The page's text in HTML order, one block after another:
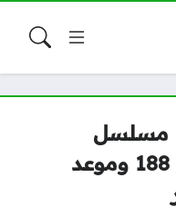
مسلسل
المؤسس عثمان الحلقة 188 وموعد